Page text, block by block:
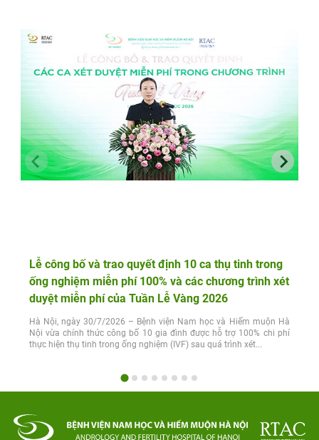
Lễ công bố và trao quyết định 10 ca thụ tinh trong
ống nghiệm miễn phí 100% và các chương trình xét
duyệt miễn phí của Tuần Lễ Vàng 2026
Hà Nội, ngày 30/7/2026 – Bệnh viện Nam học và Hiếm muộn Hà
Nội vừa chính thức công bố 10 gia đình được hỗ trợ 100% chi phí
thực hiện thụ tinh trong ống nghiệm (IVF) sau quá trình xét...